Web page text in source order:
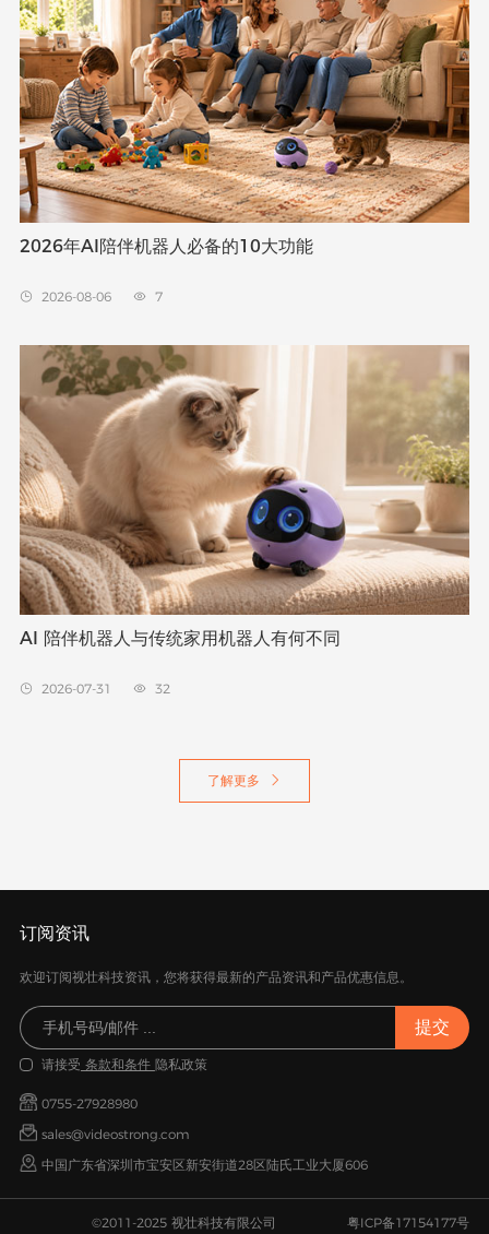
2026年AI陪伴机器人必备的10大功能
 2026-08-06  7
AI 陪伴机器人与传统家用机器人有何不同
 2026-07-31  32
了解更多 
订阅资讯
欢迎订阅视壮科技资讯，您将获得最新的产品资讯和产品优惠信息。
请接受 条款和条件 隐私政策
0755-27928980
sales@videostrong.com
中国广东省深圳市宝安区新安街道28区陆氏工业大厦606
©2011-2025 视壮科技有限公司 粤ICP备17154177号